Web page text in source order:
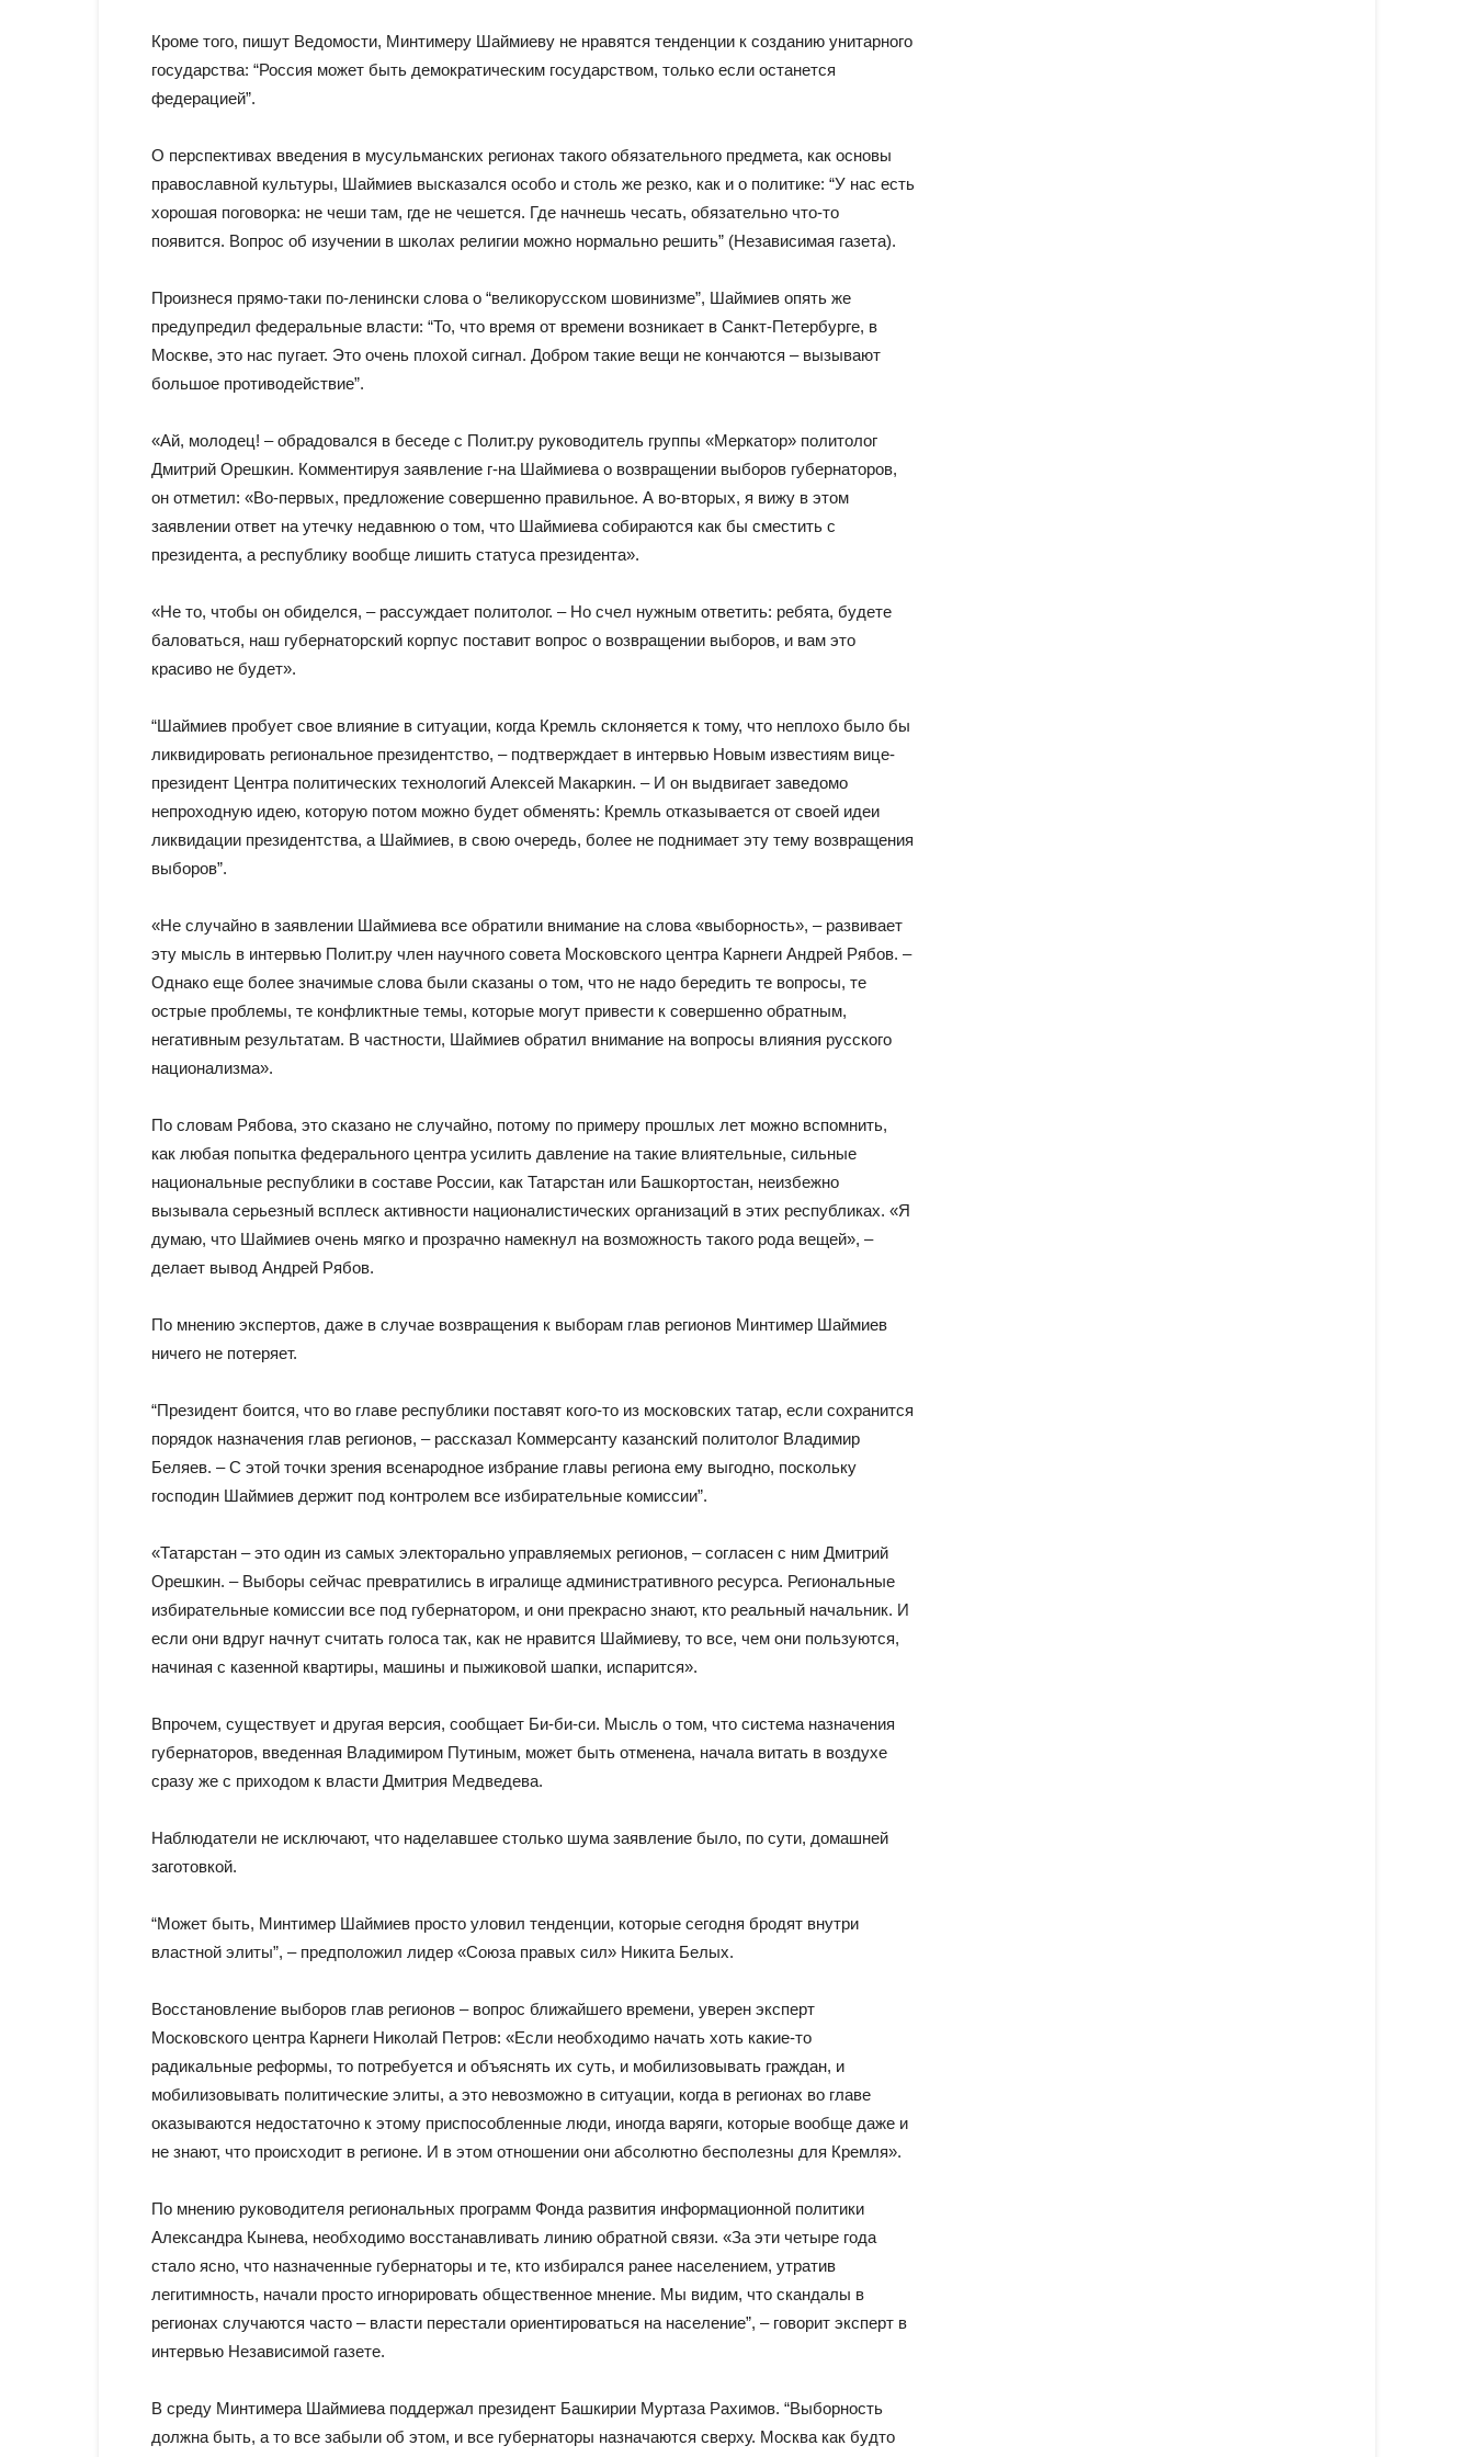
Кроме того, пишут Ведомости, Минтимеру Шаймиеву не нравятся тенденции к созданию унитарного
государства: “Россия может быть демократическим государством, только если останется
федерацией”.
О перспективах введения в мусульманских регионах такого обязательного предмета, как основы
православной культуры, Шаймиев высказался особо и столь же резко, как и о политике: “У нас есть
хорошая поговорка: не чеши там, где не чешется. Где начнешь чесать, обязательно что-то
появится. Вопрос об изучении в школах религии можно нормально решить” (Независимая газета).
Произнеся прямо-таки по-ленински слова о “великорусском шовинизме”, Шаймиев опять же
предупредил федеральные власти: “То, что время от времени возникает в Санкт-Петербурге, в
Москве, это нас пугает. Это очень плохой сигнал. Добром такие вещи не кончаются – вызывают
большое противодействие”.
«Ай, молодец! – обрадовался в беседе с Полит.ру руководитель группы «Меркатор» политолог
Дмитрий Орешкин. Комментируя заявление г-на Шаймиева о возвращении выборов губернаторов,
он отметил: «Во-первых, предложение совершенно правильное. А во-вторых, я вижу в этом
заявлении ответ на утечку недавнюю о том, что Шаймиева собираются как бы сместить с
президента, а республику вообще лишить статуса президента».
«Не то, чтобы он обиделся, – рассуждает политолог. – Но счел нужным ответить: ребята, будете
баловаться, наш губернаторский корпус поставит вопрос о возвращении выборов, и вам это
красиво не будет».
“Шаймиев пробует свое влияние в ситуации, когда Кремль склоняется к тому, что неплохо было бы
ликвидировать региональное президентство, – подтверждает в интервью Новым известиям вице-
президент Центра политических технологий Алексей Макаркин. – И он выдвигает заведомо
непроходную идею, которую потом можно будет обменять: Кремль отказывается от своей идеи
ликвидации президентства, а Шаймиев, в свою очередь, более не поднимает эту тему возвращения
выборов”.
«Не случайно в заявлении Шаймиева все обратили внимание на слова «выборность», – развивает
эту мысль в интервью Полит.ру член научного совета Московского центра Карнеги Андрей Рябов. –
Однако еще более значимые слова были сказаны о том, что не надо бередить те вопросы, те
острые проблемы, те конфликтные темы, которые могут привести к совершенно обратным,
негативным результатам. В частности, Шаймиев обратил внимание на вопросы влияния русского
национализма».
По словам Рябова, это сказано не случайно, потому по примеру прошлых лет можно вспомнить,
как любая попытка федерального центра усилить давление на такие влиятельные, сильные
национальные республики в составе России, как Татарстан или Башкортостан, неизбежно
вызывала серьезный всплеск активности националистических организаций в этих республиках. «Я
думаю, что Шаймиев очень мягко и прозрачно намекнул на возможность такого рода вещей», –
делает вывод Андрей Рябов.
По мнению экспертов, даже в случае возвращения к выборам глав регионов Минтимер Шаймиев
ничего не потеряет.
“Президент боится, что во главе республики поставят кого-то из московских татар, если сохранится
порядок назначения глав регионов, – рассказал Коммерсанту казанский политолог Владимир
Беляев. – С этой точки зрения всенародное избрание главы региона ему выгодно, поскольку
господин Шаймиев держит под контролем все избирательные комиссии”.
«Татарстан – это один из самых электорально управляемых регионов, – согласен с ним Дмитрий
Орешкин. – Выборы сейчас превратились в игралище административного ресурса. Региональные
избирательные комиссии все под губернатором, и они прекрасно знают, кто реальный начальник. И
если они вдруг начнут считать голоса так, как не нравится Шаймиеву, то все, чем они пользуются,
начиная с казенной квартиры, машины и пыжиковой шапки, испарится».
Впрочем, существует и другая версия, сообщает Би-би-си. Мысль о том, что система назначения
губернаторов, введенная Владимиром Путиным, может быть отменена, начала витать в воздухе
сразу же с приходом к власти Дмитрия Медведева.
Наблюдатели не исключают, что наделавшее столько шума заявление было, по сути, домашней
заготовкой.
“Может быть, Минтимер Шаймиев просто уловил тенденции, которые сегодня бродят внутри
властной элиты”, – предположил лидер «Союза правых сил» Никита Белых.
Восстановление выборов глав регионов – вопрос ближайшего времени, уверен эксперт
Московского центра Карнеги Николай Петров: «Если необходимо начать хоть какие-то
радикальные реформы, то потребуется и объяснять их суть, и мобилизовывать граждан, и
мобилизовывать политические элиты, а это невозможно в ситуации, когда в регионах во главе
оказываются недостаточно к этому приспособленные люди, иногда варяги, которые вообще даже и
не знают, что происходит в регионе. И в этом отношении они абсолютно бесполезны для Кремля».
По мнению руководителя региональных программ Фонда развития информационной политики
Александра Кынева, необходимо восстанавливать линию обратной связи. «За эти четыре года
стало ясно, что назначенные губернаторы и те, кто избирался ранее населением, утратив
легитимность, начали просто игнорировать общественное мнение. Мы видим, что скандалы в
регионах случаются часто – власти перестали ориентироваться на население”, – говорит эксперт в
интервью Независимой газете.
В среду Минтимера Шаймиева поддержал президент Башкирии Муртаза Рахимов. “Выборность
должна быть, а то все забыли об этом, и все губернаторы назначаются сверху. Москва как будто